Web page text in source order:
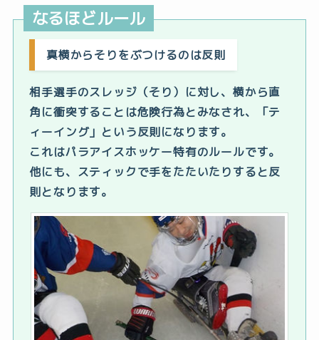
なるほどルール
真横からそりをぶつけるのは反則
相手選手のスレッジ（そり）に対し、横から直
角に衝突することは危険行為とみなされ、「テ
ィーイング」という反則になります。
これはパラアイスホッケー特有のルールです。
他にも、スティックで手をたたいたりすると反
則となります。